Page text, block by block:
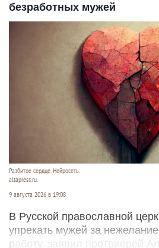
безработных мужей
Разбитое сердце. Нейросеть.
altapress.ru.
9 августа 2026 в 19:08
В Русской православной
упрекать мужей за
работу, заявил протоиерей